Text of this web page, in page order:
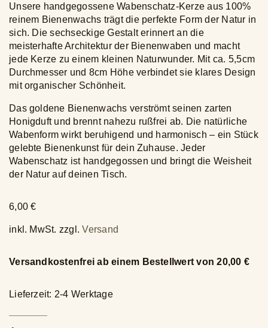
Unsere handgegossene Wabenschatz-Kerze aus 100%
reinem Bienenwachs trägt die perfekte Form der Natur in
sich. Die sechseckige Gestalt erinnert an die
meisterhafte Architektur der Bienenwaben und macht
jede Kerze zu einem kleinen Naturwunder. Mit ca. 5,5cm
Durchmesser und 8cm Höhe verbindet sie klares Design
mit organischer Schönheit.
Das goldene Bienenwachs verströmt seinen zarten
Honigduft und brennt nahezu rußfrei ab. Die natürliche
Wabenform wirkt beruhigend und harmonisch – ein Stück
gelebte Bienenkunst für dein Zuhause. Jeder
Wabenschatz ist handgegossen und bringt die Weisheit
der Natur auf deinen Tisch.
6,00€
inkl. MwSt. zzgl.Versand
Versandkostenfrei ab einem Bestellwert von 20,00 €
Lieferzeit: 2-4 Werktage